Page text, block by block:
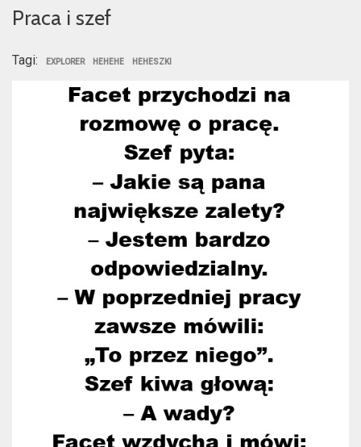
Praca i szef
Tagi: EXPLORER HEHEHE HEHESZKI